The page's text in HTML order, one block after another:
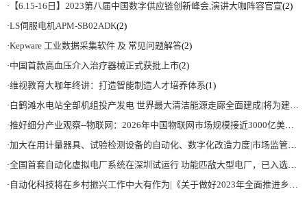
· 【6.15-16日】2023第八届中国数字供应链创新峰会,演讲大咖阵容官宣(2)
·LS伺服电机APM-SB02ADK(2)
·Kepware 工业数据采集软件 及 常见问题解答(2)
·中国首款高血压介入治疗器械正式获批上市(2)
·维视教育大咖年终讲：打造智能制造人才培养体系(1)
·白鹤滩水电站全部机组投产发电 世界最大清洁能源走廊全面建成|将为建设新型能源体系、保障国家能源安全、实现“双碳”目标提供有力支撑
·推好细分产业观察--物联网：2026年中国物联网市场规模接近3000亿美元 智慧工厂、智慧城市、智慧电网等将占60%以上
·加大在用计量器具、试验检测设备的自动化、数字化改造力度|市场监管总局 工业和信息化部 关于促进企业计量能力提升的指导意见
·全国首套自动化虚拟电厂系统在深圳试运行 功能匹敌大型电厂，已入选国际典型案例
· 自动化科技将在乡村振兴工作中大有作为|《关于做好2023年全面推进乡村振兴重点工作的意见》发布